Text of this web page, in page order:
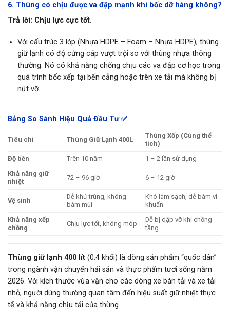
6. Thùng có chịu được va đập mạnh khi bốc dỡ hàng không?
Trả lời: Chịu lực cực tốt.
Với cấu trúc 3 lớp (Nhựa HDPE – Foam – Nhựa HDPE), thùng
giữ lạnh có độ cứng cáp vượt trội so với thùng nhựa thông
thường. Nó có khả năng chống chịu các va đập cơ học trong
quá trình bốc xếp tại bến cảng hoặc trên xe tải mà không bị
nứt vỡ.
Bảng So Sánh Hiệu Quả Đầu Tư ✅
Tiêu chí Thùng Giữ Lạnh 400L
Thùng Xốp (Cùng thể
tích)
Độ bền
Trên 10 năm
1 – 2 lần sử dụng
Khả năng giữ
nhiệt
72 – 96 giờ 6 – 12 giờ
Vệ sinh
Dễ khử trùng, không
bám mùi
Khó làm sạch, dễ bám vi
khuẩn
Khả năng xếp
chồng
Chịu lực tốt, không móp
Dễ bị dập vỡ khi chồng
tầng
Thùng giữ lạnh 400 lít (0.4 khối) là dòng sản phẩm “quốc dân”
trong ngành vận chuyển hải sản và thực phẩm tươi sống năm
2026. Với kích thước vừa vặn cho các dòng xe bán tải và xe tải
nhỏ, người dùng thường quan tâm đến hiệu suất giữ nhiệt thực
tế và khả năng chịu tải của thùng.